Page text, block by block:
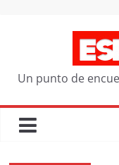
Un punto de